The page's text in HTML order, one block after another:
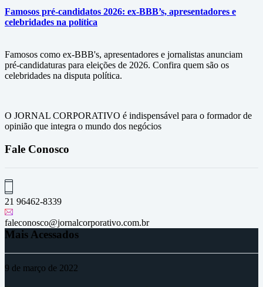
Famosos pré-candidatos 2026: ex-BBB’s, apresentadores e
celebridades na política
Famosos como ex-BBB's, apresentadores e jornalistas anunciam
pré-candidaturas para eleições de 2026. Confira quem são os
celebridades na disputa política.
O JORNAL CORPORATIVO é indispensável para o formador de
opinião que integra o mundo dos negócios
Fale Conosco
21 96462-8339
faleconosco@jornalcorporativo.com.br
Mais Acessados
9 de março de 2022